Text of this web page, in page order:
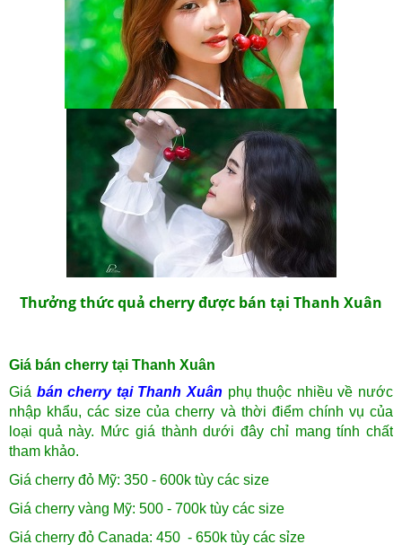
Thưởng thức quả cherry được bán tại Thanh Xuân
Giá bán cherry tại Thanh Xuân
Giá bán cherry tại Thanh Xuân phụ thuộc nhiều về nước
nhập khẩu, các size của cherry và thời điểm chính vụ của
loại quả này. Mức giá thành dưới đây chỉ mang tính chất
tham khảo.
Giá cherry đỏ Mỹ: 350 - 600k tùy các size
Giá cherry vàng Mỹ: 500 - 700k tùy các size
Giá cherry đỏ Canada: 450 - 650k tùy các sỉze